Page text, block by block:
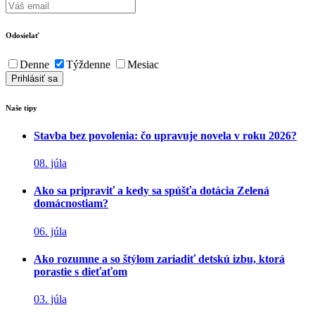
Odosielať
Denne Týždenne Mesiac
Naše tipy
Stavba bez povolenia: čo upravuje novela v roku 2026?
08. júla
Ako sa pripraviť a kedy sa spúšťa dotácia Zelená
domácnostiam?
06. júla
Ako rozumne a so štýlom zariadiť detskú izbu, ktorá
porastie s dieťaťom
03. júla